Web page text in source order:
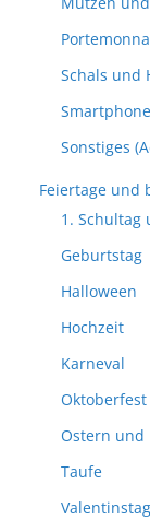
Schals und
Sonstiges
Feiertage und
1. Schultag
Geburtstag
Halloween
Hochzeit
Karneval
Oktoberfest
Ostern und
Taufe
Valentinstag